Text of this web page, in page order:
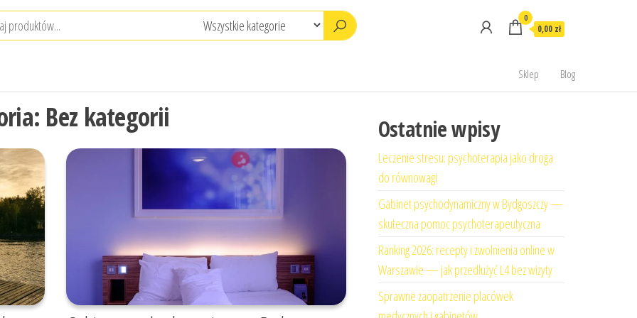
0
0,00 zł
Sklep Blog
Bez kategorii Ostatnie wpisy
Leczenie stresu: psychoterapia jako droga
do równowagi
Gabinet psychodynamiczny w Bydgoszczy —
skuteczna pomoc psychoterapeutyczna
Ranking 2026: recepty i zwolnienia online w
Warszawie — jak przedłużyć L4 bez wizyty
Sprawne zaopatrzenie placówek